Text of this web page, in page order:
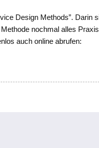
Design Methods”. Darin
nochmal alles
auch online abrufen: